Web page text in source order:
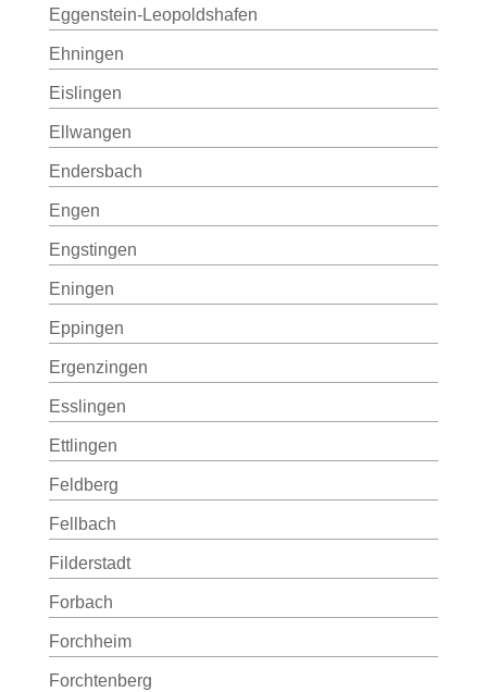
Eggenstein-Leopoldshafen
Ehningen
Eislingen
Ellwangen
Endersbach
Engen
Engstingen
Eningen
Eppingen
Ergenzingen
Esslingen
Ettlingen
Feldberg
Fellbach
Filderstadt
Forbach
Forchheim
Forchtenberg